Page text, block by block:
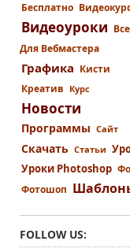
Бесплатно
Видеоуроки Все
Для Вебмастера
Графика Кисти
Креатив Курс
Новости
Программы Сайт
Скачать Статьи
Уроки Photoshop
Фотошоп
FOLLOW US: